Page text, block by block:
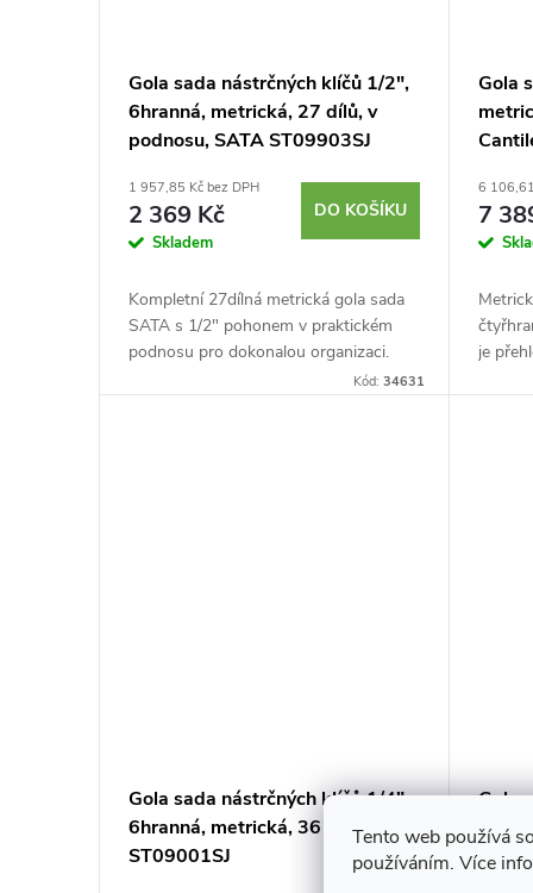
Tento web používá
používáním. Více
Gola sada nástrčných klíčů 1/2",
6hranná, metrická, 27 dílů, v
podnosu, SATA ST09903SJ
1 957,85 Kč bez DPH
2 369 Kč
Skladem
DO KOŠÍKU
Kompletní 27dílná metrická gola sada
SATA s 1/2" pohonem v praktickém
podnosu pro dokonalou organizaci.
Kombinace standardních a dlouhých
Kód:34631
Gola
6
7
je
Gola sada nástrčných klíčů 1/4",
6hranná, metrická, 36 dílů, SATA
ST09001SJ
Gola